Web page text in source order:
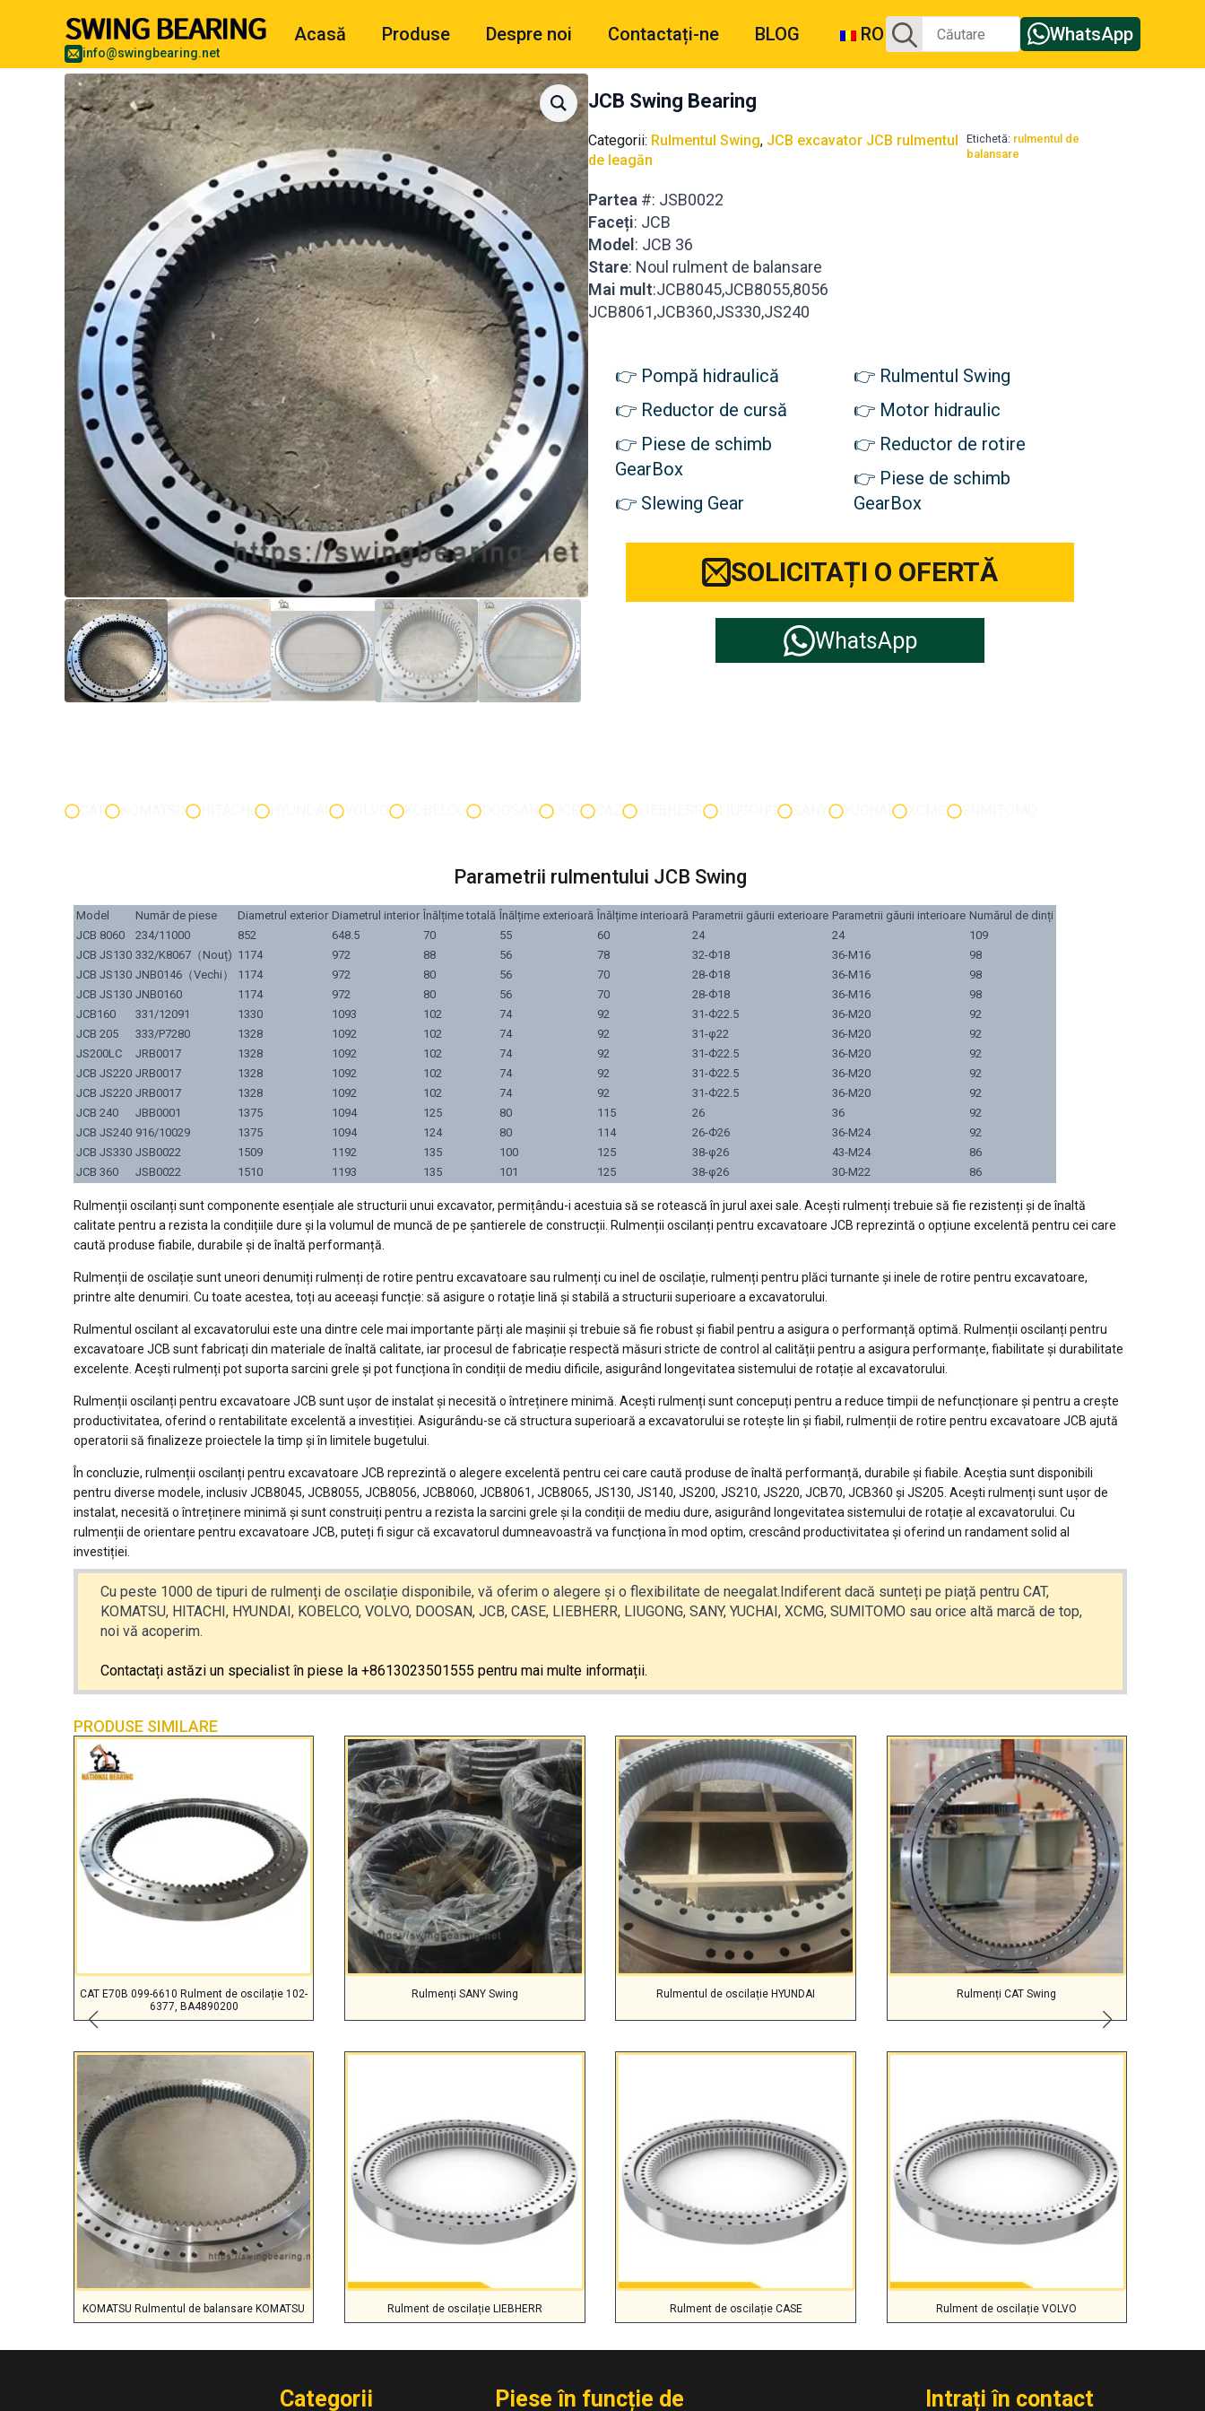
info@swingbearing.net
Acasă Produse Despre noi Contactați-ne BLOG RO Căutați: WhatsApp
JCB Swing Bearing
Categorii: Rulmentul Swing, JCB excavator JCB rulmentul
de leagăn
Etichetă: rulmentul de
balansare
Partea #: JSB0022
Faceți: JCB
Model : JCB 36
Stare: Noul rulment de balansare
Mai mult:JCB8045,JCB8055,8056
JCB8061,JCB360,JS330,JS240
Pompă hidraulică
Reductor de cursă
Piese de schimb
GearBox
Slewing Gear
Rulmentul Swing
Motor hidraulic
Reductor de rotire
Piese de schimb
GearBox
SOLICITAȚI O OFERTĂ
WhatsApp
Parametrii rulmentului JCB Swing
Model Număr de piese Diametrul exterior Diametrul interior Înălțime totală Înălțime exterioară Înălțime interioară Parametrii găurii exterioare Parametrii găurii interioare Numărul de dinți
JCB 8060
234/11000 852 648.5 70 55 60 24 24
109
JCB JS130 332/K8067（Nouț) 1174 972 88 56 78 32-Ф18 36-M16
98
JCB JS130 JNB0146（Vechi） 1174 972 80 56 70 28-Ф18 36-M16
98
JCB JS130 JNB0160 1174 972 80 56 70 28-Ф18 36-M16
98
JCB160
331/12091 1330 1093 102 74 92 31-Ф22.5 36-M20
92
JCB 205
333/P7280 1328 1092 102 74 92 31-φ22 36-M20
92
JS200LC
JRB0017 1328 1092 102 74 92 31-Ф22.5 36-M20
92
JCB JS220 JRB0017 1328 1092 102 74 92 31-Ф22.5 36-M20
92
JCB JS220 JRB0017 1328 1092 102 74 92 31-Ф22.5 36-M20
92
JCB 240
JBB0001 1375 1094 125 80 115 26 36
92
JCB JS240 916/10029 1375 1094 124 80 114 26-Ф26 36-M24
92
JCB JS330 JSB0022 1509 1192 135 100 125 38-φ26 43-M24
86
JCB 360
JSB0022 1510 1193 135 101 125 38-φ26 30-M22 86
Rulmenții oscilanți sunt componente esențiale ale structurii unui excavator, permițându-i acestuia să se rotească în jurul axei sale. Acești rulmenți trebuie să fie rezistenți și de înaltă
calitate pentru a rezista la condițiile dure și la volumul de muncă de pe șantierele de construcții. Rulmenții oscilanți pentru excavatoare JCB reprezintă o opțiune excelentă pentru cei care
caută produse fiabile, durabile și de înaltă performanță.
Rulmenții de oscilație sunt uneori denumiți rulmenți de rotire pentru excavatoare sau rulmenți cu inel de oscilație, rulmenți pentru plăci turnante și inele de rotire pentru excavatoare,
printre alte denumiri. Cu toate acestea, toți au aceeași funcție: să asigure o rotație lină și stabilă a structurii superioare a excavatorului.
Rulmentul oscilant al excavatorului este una dintre cele mai importante părți ale mașinii și trebuie să fie robust și fiabil pentru a asigura o performanță optimă. Rulmenții oscilanți pentru
excavatoare JCB sunt fabricați din materiale de înaltă calitate, iar procesul de fabricație respectă măsuri stricte de control al calității pentru a asigura performanțe, fiabilitate și durabilitate
excelente. Acești rulmenți pot suporta sarcini grele și pot funcționa în condiții de mediu dificile, asigurând longevitatea sistemului de rotație al excavatorului.
Rulmenții oscilanți pentru excavatoare JCB sunt ușor de instalat și necesită o întreținere minimă. Acești rulmenți sunt concepuți pentru a reduce timpii de nefuncționare și pentru a crește
productivitatea, oferind o rentabilitate excelentă a investiției. Asigurându-se că structura superioară a excavatorului se rotește lin și fiabil, rulmenții de rotire pentru excavatoare JCB ajută
operatorii să finalizeze proiectele la timp și în limitele bugetului.
În concluzie, rulmenții oscilanți pentru excavatoare JCB reprezintă o alegere excelentă pentru cei care caută produse de înaltă performanță, durabile și fiabile. Aceștia sunt disponibili
pentru diverse modele, inclusiv JCB8045, JCB8055, JCB8056, JCB8060, JCB8061, JCB8065, JS130, JS140, JS200, JS210, JS220, JCB70, JCB360 și JS205. Acești rulmenți sunt ușor de
instalat, necesită o întreținere minimă și sunt construiți pentru a rezista la sarcini grele și la condiții de mediu dure, asigurând longevitatea sistemului de rotație al excavatorului. Cu
rulmenții de orientare pentru excavatoare JCB, puteți fi sigur că excavatorul dumneavoastră va funcționa în mod optim, crescând productivitatea și oferind un randament solid al
investiției.
Cu peste 1000 de tipuri de rulmenți de oscilație disponibile, vă oferim o alegere și o flexibilitate de neegalat.Indiferent dacă sunteți pe piață pentru CAT,
KOMATSU, HITACHI, HYUNDAI, KOBELCO, VOLVO, DOOSAN, JCB, CASE, LIEBHERR, LIUGONG, SANY, YUCHAI, XCMG, SUMITOMO sau orice altă marcă de top,
noi vă acoperim.
Contactați astăzi un specialist în piese la +8613023501555 pentru mai multe informații.
PRODUSE SIMILARE
CAT E70B 099-6610 Rulment de oscilație 102-
6377, BA4890200
Rulmenți SANY Swing Rulmentul de oscilație HYUNDAI Rulmenți CAT Swing
KOMATSU Rulmentul de balansare KOMATSU Rulment de oscilație LIEBHERR Rulment de oscilație CASE Rulment de oscilație VOLVO
Categorii Piese în funcție de Intrați în contact